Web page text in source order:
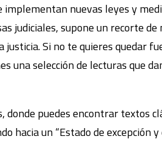
implementan nuevas leyes y
judiciales, supone un recorte
Si no te quieres quedar
una selección de lecturas que
puedes encontrar textos
hacia un “Estado de excepción